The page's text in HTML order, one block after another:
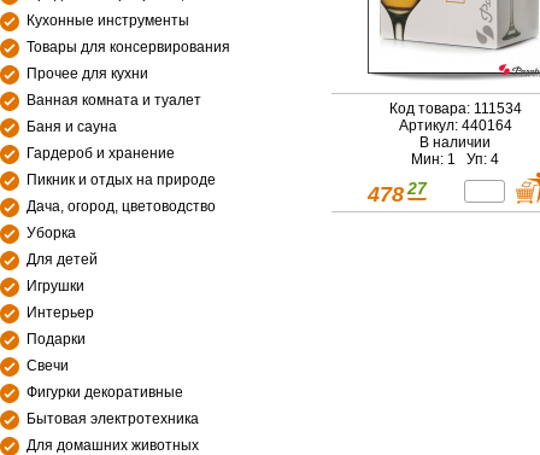
Кухонные инструменты
Товары для консервирования
Прочее для кухни
Ванная комната и туалет
Баня и сауна
Гардероб и хранение
Пикник и отдых на природе
Дача, огород, цветоводство
Уборка
Для детей
Игрушки
Интерьер
Подарки
Свечи
Фигурки декоративные
Бытовая электротехника
Для домашних животных
Код товара: 111534
Артикул: 440164
В наличии
Мин: 1 Уп: 4
478 27